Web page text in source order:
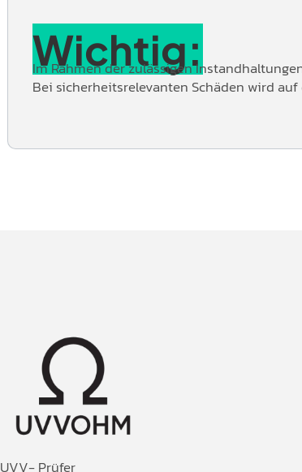
Wichtig:
Im Rahmen der zulässigen
Bei sicherheitsrelevanten Schäden wird
UVV- Prüfer